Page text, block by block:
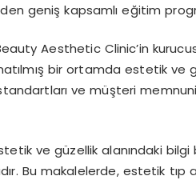
geniş kapsamlı eğitim
Aesthetic Clinic’in
bir ortamda estetik ve
ve müşteri
ve güzellik alanındaki
Bu makalelerde, estetik tıp